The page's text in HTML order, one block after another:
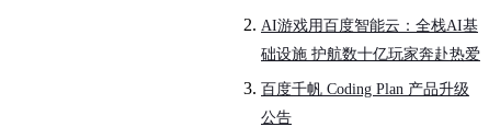
AI游戏用百度智能云：全栈AI基
础设施 护航数十亿玩家奔赴热爱
百度千帆 Coding Plan 产品升级
公告